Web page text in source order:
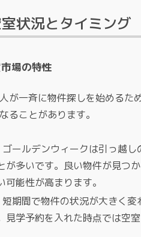
状況とタイミング
場の特性
が一斉に物件探しを始めるた
ることがあります。
ゴールデンウィークは引っ越
が多いです。良い物件が見つ
能性が高まります。
短期間で物件の状況が大きく
見学予約を入れた時点では空